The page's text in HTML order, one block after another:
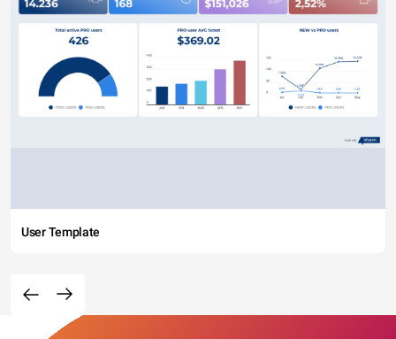
User Template